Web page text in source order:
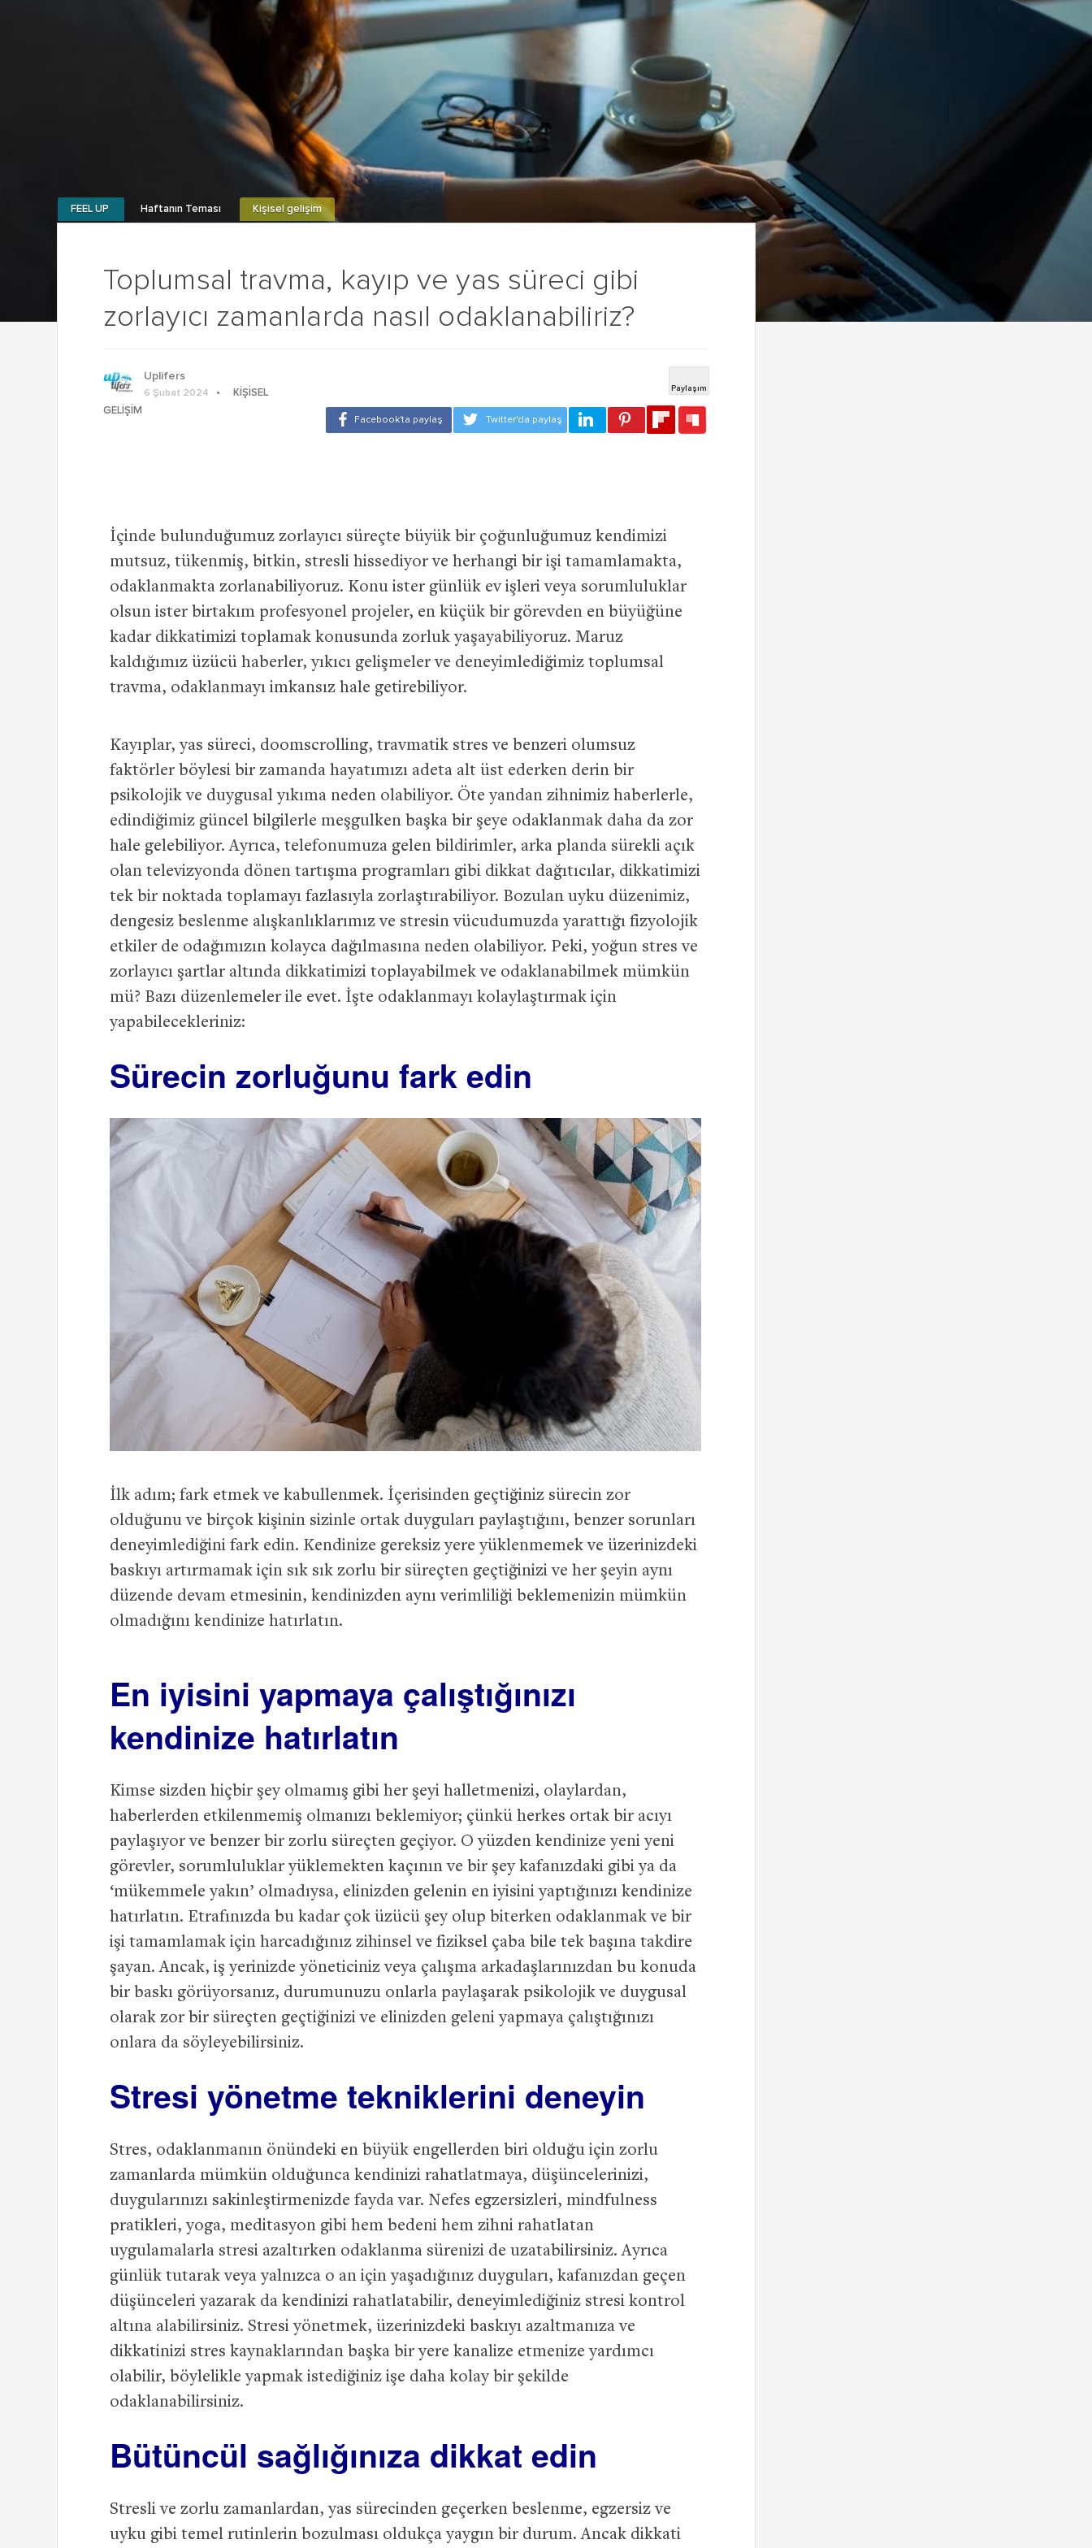
Toplumsal travma, kayıp ve yas süreci gibi
zorlayıcı zamanlarda nasıl odaklanabiliriz?
FEEL UP Haftanın Teması Kişisel gelişim
Uplifers
6 Şubat 2024
KIŞISEL
GELIŞIM
İçinde bulunduğumuz zorlayıcı süreçte büyük bir çoğunluğumuz kendimizi
mutsuz, tükenmiş, bitkin, stresli hissediyor ve herhangi bir işi tamamlamakta,
odaklanmakta zorlanabiliyoruz. Konu ister günlük ev işleri veya sorumluluklar
olsun ister birtakım profesyonel projeler, en küçük bir görevden en büyüğüne
kadar dikkatimizi toplamak konusunda zorluk yaşayabiliyoruz. Maruz
kaldığımız üzücü haberler, yıkıcı gelişmeler ve deneyimlediğimiz toplumsal
travma, odaklanmayı imkansız hale getirebiliyor.
Kayıplar, yas süreci, doomscrolling, travmatik stres ve benzeri olumsuz
faktörler böylesi bir zamanda hayatımızı adeta alt üst ederken derin bir
psikolojik ve duygusal yıkıma neden olabiliyor. Öte yandan zihnimiz haberlerle,
edindiğimiz güncel bilgilerle meşgulken başka bir şeye odaklanmak daha da zor
hale gelebiliyor. Ayrıca, telefonumuza gelen bildirimler, arka planda sürekli açık
olan televizyonda dönen tartışma programları gibi dikkat dağıtıcılar, dikkatimizi
tek bir noktada toplamayı fazlasıyla zorlaştırabiliyor. Bozulan uyku düzenimiz,
dengesiz beslenme alışkanlıklarımız ve stresin vücudumuzda yarattığı fizyolojik
etkiler de odağımızın kolayca dağılmasına neden olabiliyor. Peki, yoğun stres ve
zorlayıcı şartlar altında dikkatimizi toplayabilmek ve odaklanabilmek mümkün
mü? Bazı düzenlemeler ile evet. İşte odaklanmayı kolaylaştırmak için
yapabilecekleriniz:
Sürecin zorluğunu fark edin
İlk adım; fark etmek ve kabullenmek. İçerisinden geçtiğiniz sürecin zor
olduğunu ve birçok kişinin sizinle ortak duyguları paylaştığını, benzer sorunları
deneyimlediğini fark edin. Kendinize gereksiz yere yüklenmemek ve üzerinizdeki
baskıyı artırmamak için sık sık zorlu bir süreçten geçtiğinizi ve her şeyin aynı
düzende devam etmesinin, kendinizden aynı verimliliği beklemenizin mümkün
olmadığını kendinize hatırlatın.
En iyisini yapmaya çalıştığınızı
kendinize hatırlatın
Kimse sizden hiçbir şey olmamış gibi her şeyi halletmenizi, olaylardan,
haberlerden etkilenmemiş olmanızı beklemiyor; çünkü herkes ortak bir acıyı
paylaşıyor ve benzer bir zorlu süreçten geçiyor. O yüzden kendinize yeni yeni
görevler, sorumluluklar yüklemekten kaçının ve bir şey kafanızdaki gibi ya da
‘mükemmele yakın’ olmadıysa, elinizden gelenin en iyisini yaptığınızı kendinize
hatırlatın. Etrafınızda bu kadar çok üzücü şey olup biterken odaklanmak ve bir
işi tamamlamak için harcadığınız zihinsel ve fiziksel çaba bile tek başına takdire
şayan. Ancak, iş yerinizde yöneticiniz veya çalışma arkadaşlarınızdan bu konuda
bir baskı görüyorsanız, durumunuzu onlarla paylaşarak psikolojik ve duygusal
olarak zor bir süreçten geçtiğinizi ve elinizden geleni yapmaya çalıştığınızı
onlara da söyleyebilirsiniz.
Stresi yönetme tekniklerini deneyin
Stres, odaklanmanın önündeki en büyük engellerden biri olduğu için zorlu
zamanlarda mümkün olduğunca kendinizi rahatlatmaya, düşüncelerinizi,
duygularınızı sakinleştirmenizde fayda var. Nefes egzersizleri, mindfulness
pratikleri, yoga, meditasyon gibi hem bedeni hem zihni rahatlatan
uygulamalarla stresi azaltırken odaklanma sürenizi de uzatabilirsiniz. Ayrıca
günlük tutarak veya yalnızca o an için yaşadığınız duyguları, kafanızdan geçen
düşünceleri yazarak da kendinizi rahatlatabilir, deneyimlediğiniz stresi kontrol
altına alabilirsiniz. Stresi yönetmek, üzerinizdeki baskıyı azaltmanıza ve
dikkatinizi stres kaynaklarından başka bir yere kanalize etmenize yardımcı
olabilir, böylelikle yapmak istediğiniz işe daha kolay bir şekilde
odaklanabilirsiniz.
Bütüncül sağlığınıza dikkat edin
Stresli ve zorlu zamanlardan, yas sürecinden geçerken beslenme, egzersiz ve
uyku gibi temel rutinlerin bozulması oldukça yaygın bir durum. Ancak dikkati